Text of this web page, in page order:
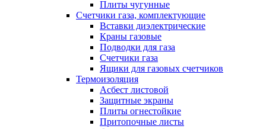
Плиты чугунные
Счетчики газа, комплектующие
Вставки диэлектрические
Краны газовые
Подводки для газа
Счетчики газа
Ящики для газовых счетчиков
Термоизоляция
Асбест листовой
Защитные экраны
Плиты огнестойкие
Притопочные листы